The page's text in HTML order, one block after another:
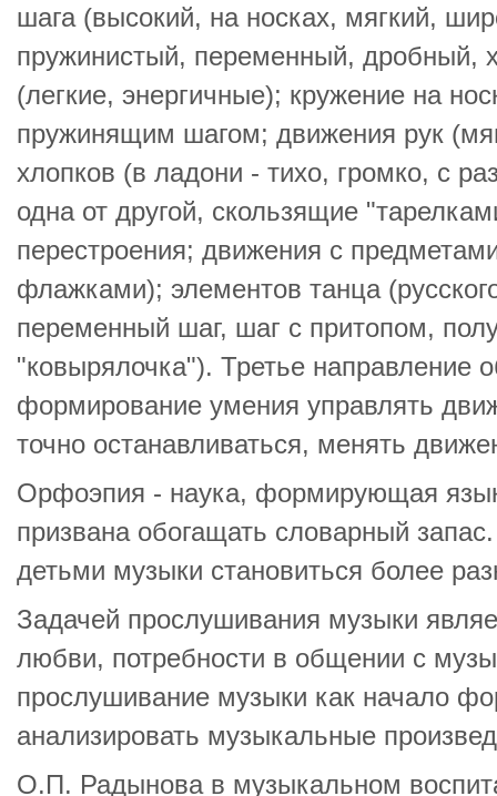
шага (высокий, на носках, мягкий,
пружинистый, переменный, дробный,
(легкие, энергичные); кружение на
пружинящим шагом; движения рук
хлопков (в ладони - тихо, громко, с
одна от другой, скользящие
перестроения; движения с
флажками); элементов танца
переменный шаг, шаг с притопом,
"ковырялочка"). Третье направление
формирование умения управлять
точно останавливаться, менять
Орфоэпия - наука, формирующая
призвана обогащать словарный
детьми музыки становиться более
Задачей прослушивания музыки
любви, потребности в общении с
прослушивание музыки как начало
анализировать музыкальные
О.П. Радынова в музыкальном